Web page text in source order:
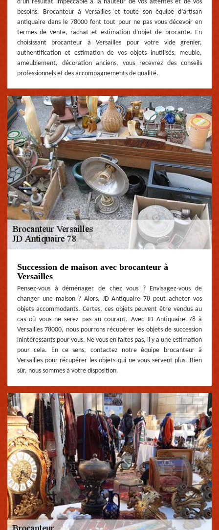
d’un résultat impeccable à la hauteur de vos attentes et de vos
besoins. Brocanteur à Versailles et toute son équipe d’artisan
antiquaire dans le 78000 font tout pour ne pas vous décevoir en
termes de vente, rachat et estimation d’objet de brocante. En
choisissant brocanteur à Versailles pour votre vide grenier,
authentification et estimation de vos objets inutilisés, meuble,
ameublement, décoration anciens, vous recevrez des conseils
professionnels et des accompagnements de qualité.
Succession de maison avec brocanteur à
Versailles
Pensez-vous à déménager de chez vous ? Envisagez-vous de
changer une maison ? Alors, JD Antiquaire 78 peut acheter vos
objets accommodants. Certes, ces objets peuvent être vendus au
cas où vous ne serez pas au courant. Avec JD Antiquaire 78 à
Versailles 78000, nous pourrons récupérer les objets de succession
inintéressants pour vous. Ne vous en faites pas, il y a une estimation
pour cela. En ce sens, contactez notre équipe brocanteur à
Versailles pour récupérer les objets qui ne vous servent plus. Bien
sûr, nous sommes à votre disposition.